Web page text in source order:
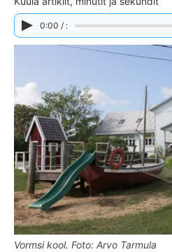
0:00 / :
Vormsi kool. Foto: Arvo Tarmula